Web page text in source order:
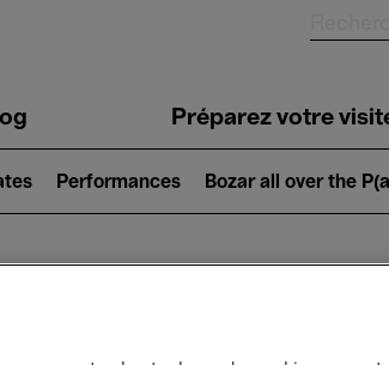
Préparez votre
Performances Bozar all over the
passe à